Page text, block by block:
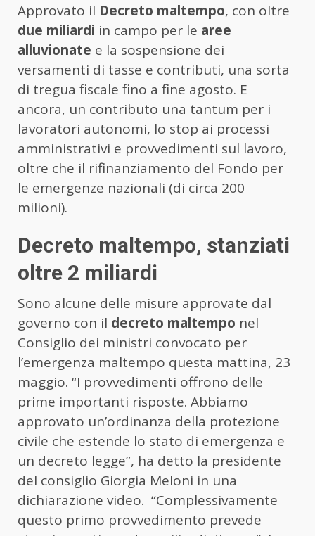
Approvato il Decreto maltempo, con oltre
due miliardi in campo per le aree
alluvionate e la sospensione dei
versamenti di tasse e contributi, una sorta
di tregua fiscale fino a fine agosto. E
ancora, un contributo una tantum per i
lavoratori autonomi, lo stop ai processi
amministrativi e provvedimenti sul lavoro,
oltre che il rifinanziamento del Fondo per
le emergenze nazionali (di circa 200
milioni).
Decreto maltempo, stanziati
oltre 2 miliardi
Sono alcune delle misure approvate dal
governo con il decreto maltempo nel
Consiglio dei ministri convocato per
l’emergenza maltempo questa mattina, 23
maggio. “I provvedimenti offrono delle
prime importanti risposte. Abbiamo
approvato un’ordinanza della protezione
civile che estende lo stato di emergenza e
un decreto legge”, ha detto la presidente
del consiglio Giorgia Meloni in una
dichiarazione video. “Complessivamente
questo primo provvedimento prevede